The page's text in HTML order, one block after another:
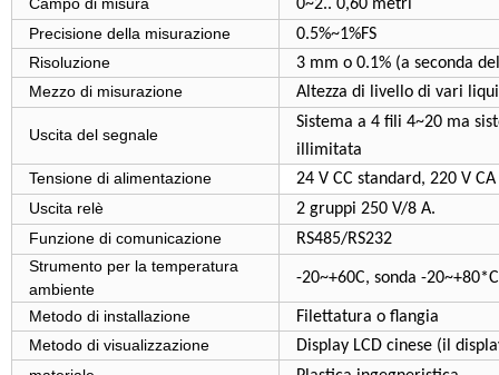
0~2.. 0,60 metri
Precisione della misurazione
0.5%~1%FS
Risoluzione
3 mm o 0.1% (a seconda
Mezzo di misurazione
Altezza di livello di vari
Uscita del segnale
Sistema a 4 fili 4~20 ma
illimitata
Tensione di alimentazione
24 V CC standard, 220 V
Uscita relè
2 gruppi 250 V/8 A.
Funzione di comunicazione
RS485/RS232
Strumento per la temperatura
ambiente
-20~+60C, sonda -
Metodo di installazione
Filettatura o flangia
Metodo di visualizzazione
Display LCD cinese (il